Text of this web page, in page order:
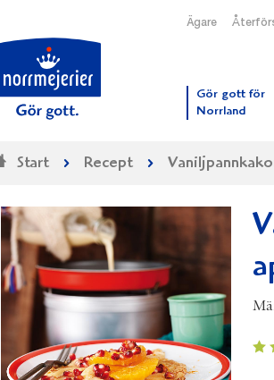
Ägare
Gör gott för
Norrland
Start Recept